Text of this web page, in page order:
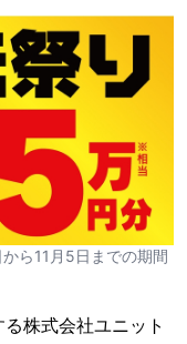
ら11月5日までの期間
株式会社ユニット